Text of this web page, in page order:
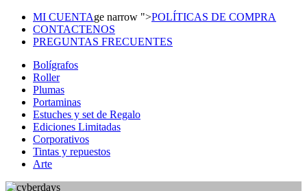
MI CUENTAge narrow ">POLÍTICAS DE COMPRA
CONTACTENOS
PREGUNTAS FRECUENTES
Bolígrafos
Roller
Plumas
Portaminas
Estuches y set de Regalo
Ediciones Limitadas
Corporativos
Tintas y repuestos
Arte